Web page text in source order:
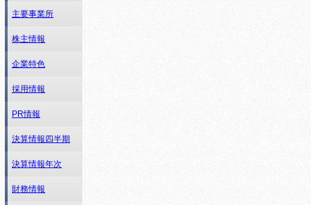
主要事業所
株主情報
企業特色
採用情報
PR情報
決算情報四半期
決算情報年次
財務情報